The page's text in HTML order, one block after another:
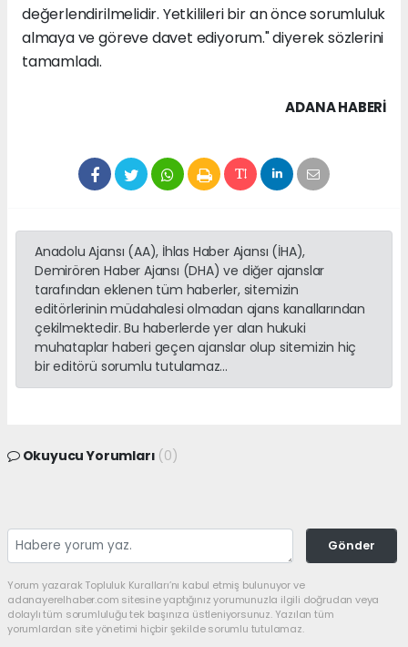
değerlendirilmelidir. Yetkilileri bir an önce sorumluluk
almaya ve göreve davet ediyorum." diyerek sözlerini
tamamladı.
ADANA HABERİ
Anadolu Ajansı (AA), İhlas Haber Ajansı (İHA),
Demirören Haber Ajansı (DHA) ve diğer ajanslar
tarafından eklenen tüm haberler, sitemizin
editörlerinin müdahalesi olmadan ajans kanallarından
çekilmektedir. Bu haberlerde yer alan hukuki
muhataplar haberi geçen ajanslar olup sitemizin hiç
bir editörü sorumlu tutulamaz...
Okuyucu Yorumları (0)
Gönder
Yorum yazarak Topluluk Kuralları’nı kabul etmiş bulunuyor ve
adanayerelhaber.com sitesine yaptığınız yorumunuzla ilgili doğrudan veya
dolaylı tüm sorumluluğu tek başınıza üstleniyorsunuz. Yazılan tüm
yorumlardan site yönetimi hiçbir şekilde sorumlu tutulamaz.